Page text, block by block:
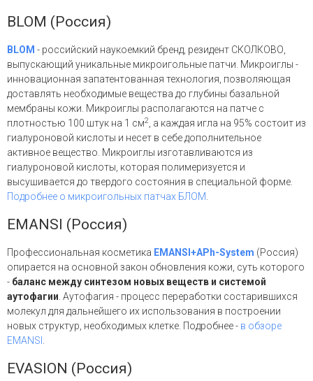
BLOM (Россия)
BLOM - российский наукоемкий бренд, резидент СКОЛКОВО,
выпускающий уникальные микроигольные патчи. Микроиглы -
инновационная запатентованная технология, позволяющая
доставлять необходимые вещества до глубины базальной
мембраны кожи. Микроиглы располагаются на патче с
плотностью 100 штук на 1 см2
, а каждая игла на 95% состоит из
гиалуроновой кислоты и несет в себе дополнительное
активное вещество. Микроиглы изготавливаются из
гиалуроновой кислоты, которая полимеризуется и
высушивается до твердого состояния в специальной форме.
Подробнее о микроигольных патчах БЛОМ
EMANSI (Россия)
Профессиональная косметика EMANSI+APh-System (Россия)
опирается на основной закон обновления кожи, суть которого
- баланс между синтезом новых веществ и системой
аутофагии . Аутофагия - процесс переработки состарившихся
молекул для дальнейшего их использования в построении
новых структур, необходимых клетке. Подробнее - в обзоре
EMANSI
EVASION (Россия)